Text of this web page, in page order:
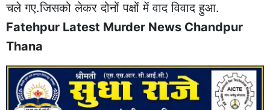
चले गए.जिसको लेकर दोनों पक्षों में वाद विवाद हुआ.
Fatehpur Latest Murder News Chandpur
Thana